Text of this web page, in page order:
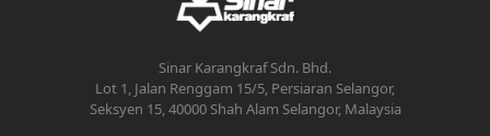
Sinar Karangkraf Sdn. Bhd.
Lot 1, Jalan Renggam 15/5, Persiaran Selangor,
Seksyen 15, 40000 Shah Alam Selangor, Malaysia